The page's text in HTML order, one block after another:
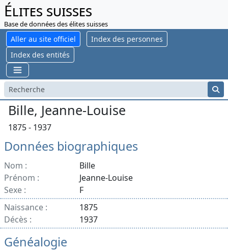
Élites suisses
Base de données des élites suisses
Aller au site officiel
Index des personnes
Index des entités
Bille, Jeanne-Louise
1875 - 1937
Données biographiques
Nom :
Bille
Prénom :
Jeanne-Louise
Sexe :
F
Naissance :
1875
Décès :
1937
Généalogie